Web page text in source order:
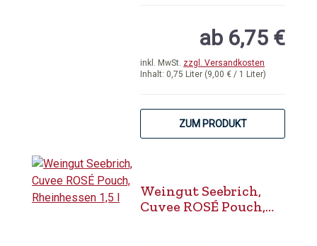
Inhalt: 0,75 Liter (9,00 € / 1 Liter)
inkl. MwSt. zzgl. Versandkosten
ab 6,75 €
ZUM PRODUKT
Weingut Seebrich,
Cuvee ROSÉ Pouch,